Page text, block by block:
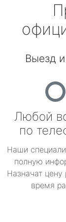
Выезд
Любой
по
Наши
полную
Назначат цену
время